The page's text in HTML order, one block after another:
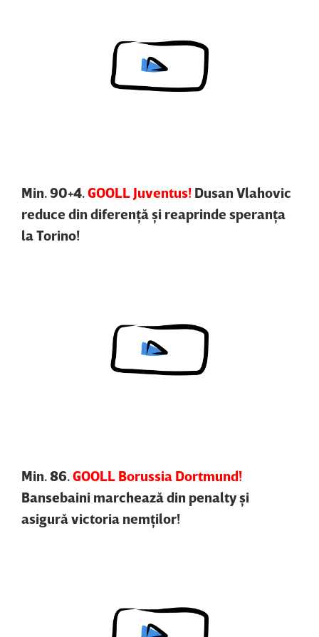
Min. 90+4. GOOLL Juventus! Dusan Vlahovic
reduce din diferenţă şi reaprinde speranţa
la Torino!
Min. 86.GOOLL Borussia Dortmund!
Bansebaini marchează din penalty şi
asigură victoria nemţilor!